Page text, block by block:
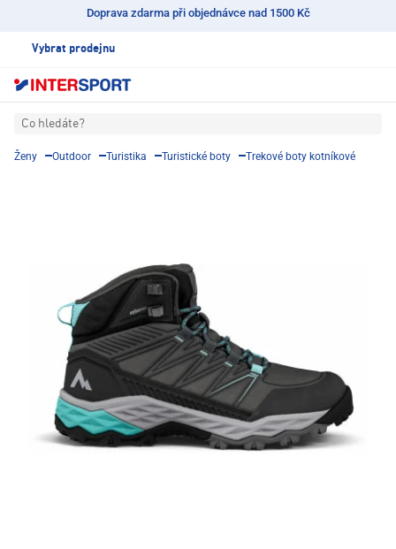
Doprava zdarma při objednávce nad 1500 Kč
Vybrat prodejnu
Co hledáte?
Ženy Outdoor Turistika Turistické boty Trekové boty kotníkové